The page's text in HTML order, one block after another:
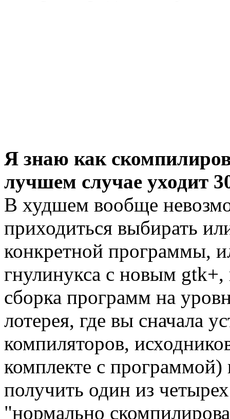
Я знаю как
лучшем случае уходит
В худшем вообще
приходиться выбирать
конкретной программы,
гнулинукса с новым
сборка программ на
лотерея, где вы сначала
компиляторов,
комплекте с программой)
получить один из
"нормально